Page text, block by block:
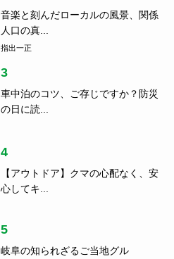
音楽と刻んだローカルの風景、関係
人口の真...
指出一正
3
車中泊のコツ、ご存じですか？防災
の日に読...
4
【アウトドア】クマの心配なく、安
心してキ...
5
岐阜の知られざるご当地グル